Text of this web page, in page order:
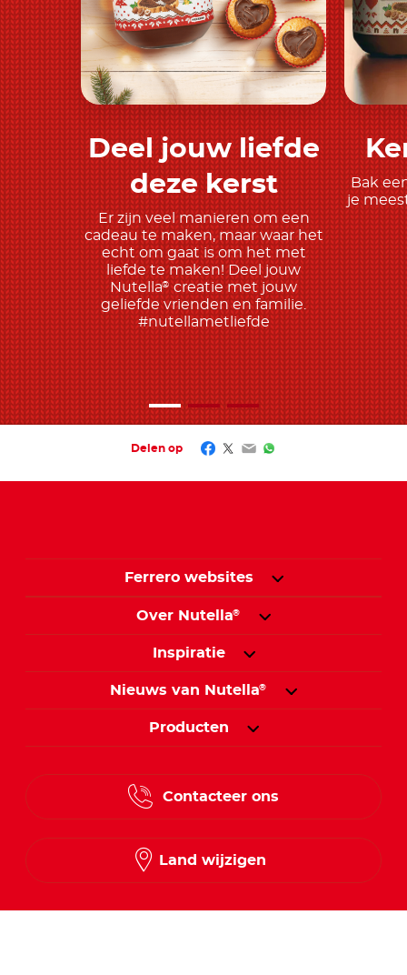
Meer ontdekken
Deel jouw liefde
deze kerst
Er zijn veel manieren om een
cadeau te maken, maar waar het
echt om gaat is om het met
liefde te maken! Deel jouw
Nutella® creatie met jouw
geliefde vrienden en familie.
#nutellametliefde
Bak
je
Delen op Facebook
Twitter
EmailWhatsApp
Ferrero websites
Over Nutella®
Inspiratie
Nieuws van Nutella®
Producten
Contacteer ons
Land wijzigen